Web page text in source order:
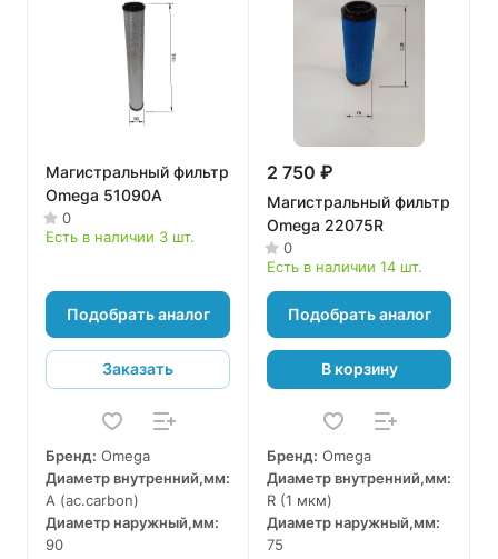
Магистральный фильтр
Omega 51090A
0
Есть в наличии 3 шт.
Подобрать аналог
Заказать
Бренд: Omega
Диаметр внутренний,мм:
A (ac.carbon)
Диаметр наружный,мм:
90
2 750 ₽
Магистральный фильтр
Omega 22075R
0
Есть в наличии 14 шт.
Подобрать аналог
В корзину
Бренд: Omega
Диаметр внутренний,мм:
R (1 мкм)
Диаметр наружный,мм:
75